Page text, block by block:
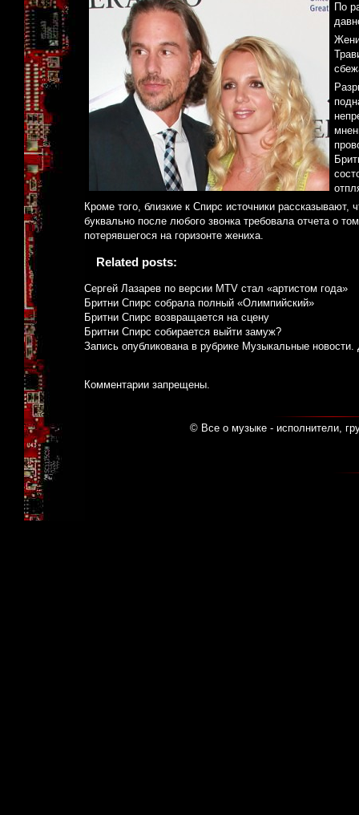
По
Кроме того, близкие к Спирс источники рассказывают,
буквально после любого звонка требовала отчета о
потерявшегося на горизонте жениха.
Related posts:
Сергей Лазарев по версии MTV стал «артистом года»
Бритни Спирс собрала полный «Олимпийский»
Бритни Спирс возвращается на сцену
Бритни Спирс собирается выйти замуж?
Запись опубликована в рубрике Музыкальные новости.
Комментарии запрещены.
© Все о музыке - исполнители,